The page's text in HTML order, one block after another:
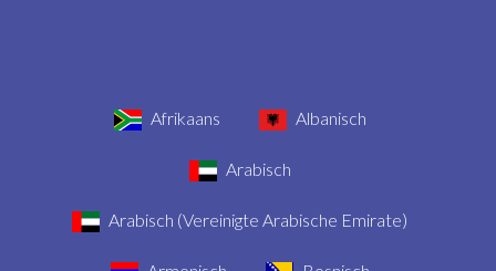
Afrikaans Albanisch
Arabisch
Arabisch (Vereinigte Arabische Emirate)